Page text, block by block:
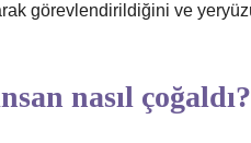
görevlendirildiğini ve
nasıl çoğaldı?